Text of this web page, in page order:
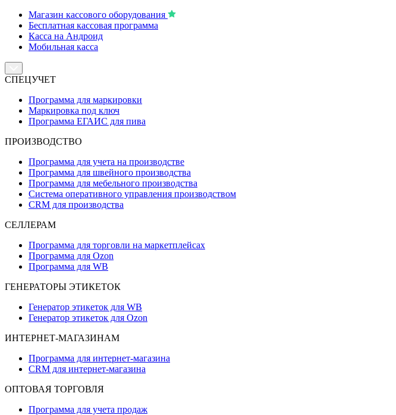
Магазин кассового оборудования
Бесплатная кассовая программа
Касса на Андроид
Мобильная касса
СПЕЦУЧЕТ
Программа для маркировки
Маркировка под ключ
Программа ЕГАИС для пива
ПРОИЗВОДСТВО
Программа для учета на производстве
Программа для швейного производства
Программа для мебельного производства
Система оперативного управления производством
CRM для производства
СЕЛЛЕРАМ
Программа для торговли на маркетплейсах
Программа для Ozon
Программа для WB
ГЕНЕРАТОРЫ ЭТИКЕТОК
Генератор этикеток для WB
Генератор этикеток для Ozon
ИНТЕРНЕТ-МАГАЗИНАМ
Программа для интернет-магазина
CRM для интернет-магазина
ОПТОВАЯ ТОРГОВЛЯ
Программа для учета продаж